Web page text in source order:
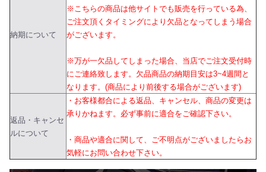
納期について
※こちらの商品は他サイトでも販売を行っている為、
ご注文頂くタイミングにより欠品となってしまう場合
がございます。
※万が一欠品してしまった場合、当店でご注文受付時
にご連絡致します。欠品商品の納期目安は3~4週間と
なります。(商品により前後する場合がございます)
返品・キャンセ
ルについて
・お客様都合による返品、キャンセル、商品の変更は
承りかねます。必ず事前に適合をご確認下さい。
・商品や適合に関して、ご不明点がございましたらお
気軽にお問い合わせ下さい。